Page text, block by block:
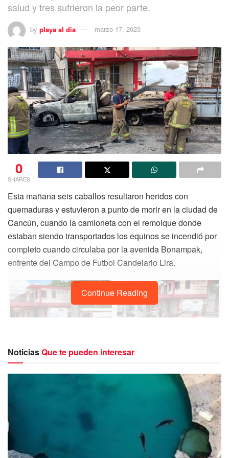
salud y tres sufrieron la peor parte.
by playa al dia marzo 17, 2023
0
SHARES
Esta mañana seis caballos resultaron heridos con
quemaduras y estuvieron a punto de morir en la ciudad de
Cancún, cuando la camioneta con el remolque donde
estaban siendo transportados los equinos se incendió por
completo cuando circulaba por la avenida Bonampak,
enfrente del Campo de Futbol Candelario Lira.
Continue Reading
NoticiasQue te pueden interesar